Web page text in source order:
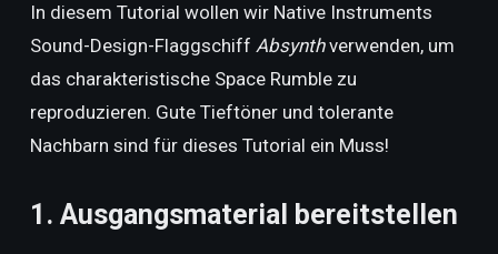
In diesem Tutorial wollen wir Native Instruments
Sound-Design-Flaggschiff Absynthverwenden, um
das charakteristische Space Rumble zu
reproduzieren. Gute Tieftöner und tolerante
Nachbarn sind für dieses Tutorial ein Muss!
1. Ausgangsmaterial bereitstellen